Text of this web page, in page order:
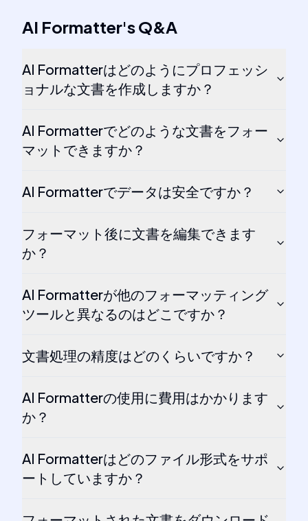
AI Formatter'sQ&A
AI Formatterはどのようにプロフェッシ
ョナルな文書を作成しますか？
AI Formatterでどのような文書をフォー
マットできますか？
AI Formatterでデータは安全ですか？
フォーマット後に文書を編集できます
か？
AI Formatterが他のフォーマッティング
ツールと異なるのはどこですか？
文書処理の精度はどのくらいですか？
AI Formatterの使用に費用はかかります
か？
AI Formatterはどのファイル形式をサポ
ートしていますか？